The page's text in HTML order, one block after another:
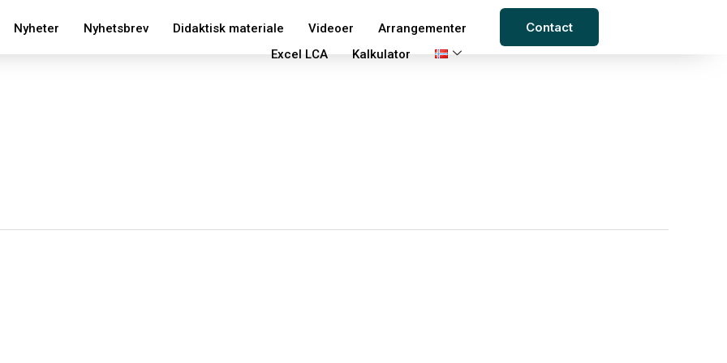
Nyheter Nyhetsbrev Didaktisk materiale Videoer
Arrangementer
Excel LCA
Kalkulator
Contact